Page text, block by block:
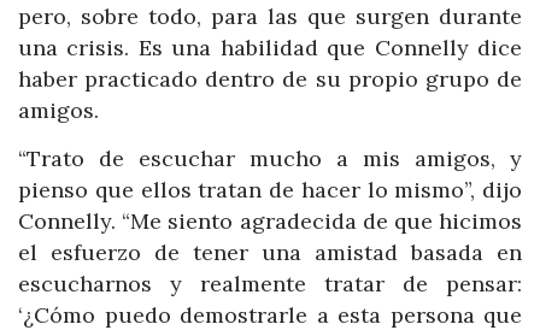
pero, sobre todo, para las que surgen durante
una crisis. Es una habilidad que Connelly dice
haber practicado dentro de su propio grupo de
amigos.
“Trato de escuchar mucho a mis amigos, y
pienso que ellos tratan de hacer lo mismo”, dijo
Connelly. “Me siento agradecida de que hicimos
el esfuerzo de tener una amistad basada en
escucharnos y realmente tratar de pensar:
‘¿Cómo puedo demostrarle a esta persona que